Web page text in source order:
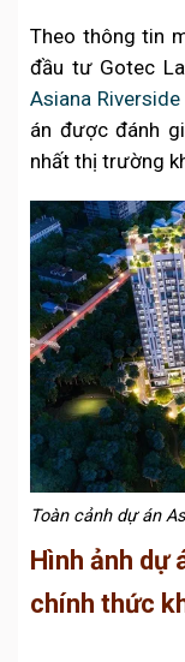
Theo thông tin
đầu tư Gotec
Asiana Riverside
án được đánh
nhất thị trường
Toàn cảnh dự án
Hình ảnh dự
chính thức